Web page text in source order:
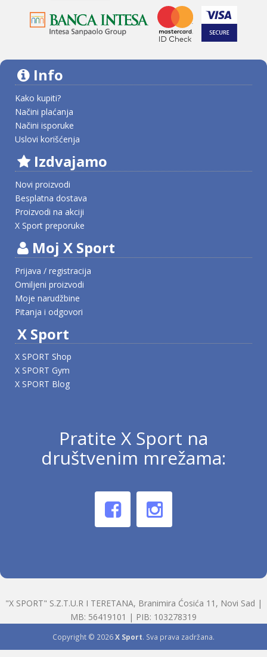
Info
Kako kupiti?
Načini plaćanja
Načini isporuke
Uslovi korišćenja
Izdvajamo
Novi proizvodi
Besplatna dostava
Proizvodi na akciji
X Sport preporuke
Moj X Sport
Prijava / registracija
Omiljeni proizvodi
Moje narudžbine
Pitanja i odgovori
X Sport
X SPORT Shop
X SPORT Gym
X SPORT Blog
Pratite X Sport na
društvenim mrežama:
"X SPORT" S.Z.T.U.R I TERETANA, Branimira Ćosića 11, Novi Sad |
MB: 56419101 | PIB: 103278319
Copyright © 2026X Sport. Sva prava zadržana.